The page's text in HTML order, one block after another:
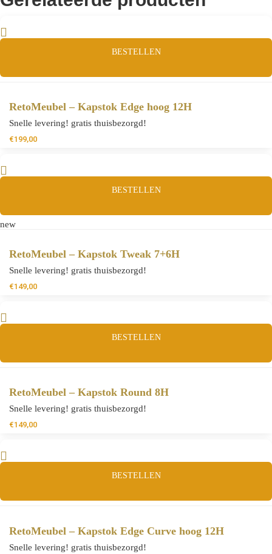
BESTELLEN
RetoMeubel – Kapstok Edge hoog 12H
Snelle levering! gratis thuisbezorgd!
€199,00
BESTELLEN
new
RetoMeubel – Kapstok Tweak 7+6H
Snelle levering! gratis thuisbezorgd!
€149,00
BESTELLEN
RetoMeubel – Kapstok Round 8H
Snelle levering! gratis thuisbezorgd!
€149,00
BESTELLEN
RetoMeubel – Kapstok Edge Curve hoog 12H
Snelle levering! gratis thuisbezorgd!